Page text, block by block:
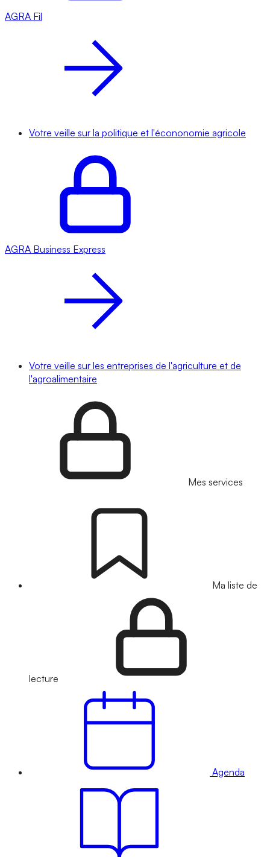
AGRA Fil
Votre veille sur la politique et l'écononomie agricole
AGRA Business Express
Votre veille sur les entreprises de l'agriculture et de
l'agroalimentaire
Mes services
Ma liste de
lecture
Agenda